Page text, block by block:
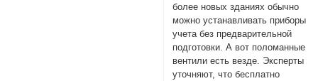
более новых зданиях обычно
можно устанавливать приборы
учета без предварительной
подготовки. А вот поломанные
вентили есть везде. Эксперты
уточняют, что бесплатно